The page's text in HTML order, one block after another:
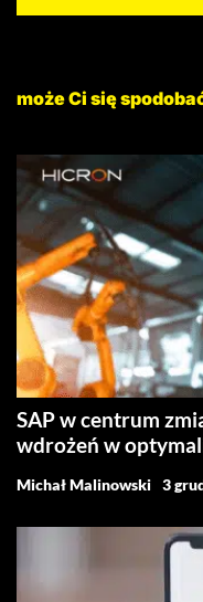
może Ci się
SAP w centrum
wdrożeń w
Michał Malinowski 3